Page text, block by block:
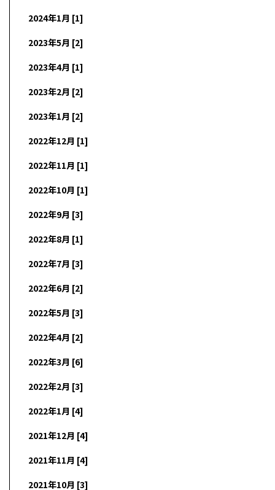
2024年1月 [1]
2023年5月 [2]
2023年4月 [1]
2023年2月 [2]
2023年1月 [2]
2022年12月 [1]
2022年11月 [1]
2022年10月 [1]
2022年9月 [3]
2022年8月 [1]
2022年7月 [3]
2022年6月 [2]
2022年5月 [3]
2022年4月 [2]
2022年3月 [6]
2022年2月 [3]
2022年1月 [4]
2021年12月 [4]
2021年11月 [4]
2021年10月 [3]